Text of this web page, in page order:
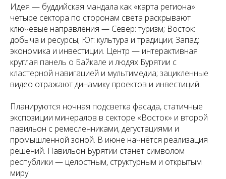
Идея — буддийская мандала как «карта региона»:
четыре сектора по сторонам света раскрывают
ключевые направления — Север: туризм; Восток:
добыча и ресурсы; Юг: культура и традиции; Запад:
экономика и инвестиции. Центр — интерактивная
круглая панель о Байкале и людях Бурятии с
кластерной навигацией и мультимедиа; зацикленные
видео отражают динамику проектов и инвестиций.
Планируются ночная подсветка фасада, статичные
экспозиции минералов в секторе «Восток» и второй
павильон с ремесленниками, дегустациями и
промышленной зоной. В июне начнётся реализация
решений. Павильон Бурятии станет символом
республики — целостным, структурным и открытым
миру.